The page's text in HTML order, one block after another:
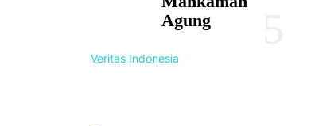
Agung
Veritas Indonesia